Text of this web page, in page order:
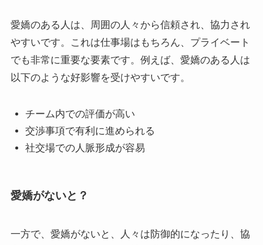
愛嬌のある人は、周囲の人々から信頼され、協力され
やすいです。これは仕事場はもちろん、プライベート
でも非常に重要な要素です。例えば、愛嬌のある人は
以下のような好影響を受けやすいです。
チーム内での評価が高い
交渉事項で有利に進められる
社交場での人脈形成が容易
愛嬌がないと？
一方で、愛嬌がないと、人々は防御的になったり、協